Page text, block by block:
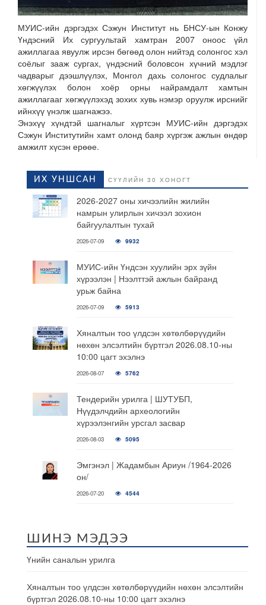
МУИС-ийн дэргэдэх Сэжун Институт нь БНСУ-ын Конжу
Үндэсний Их сургуультай хамтран 2007 оноос үйл
ажиллагаа явуулж ирсэн бөгөөд олон нийтэд солонгос хэл
соёлыг зааж сургах, үндэсний боловсон хүчний мэдлэг
чадварыг дээшлүүлэх, Монгол дахь солонгос судлалыг
хөгжүүлэх болон хоёр орны найрамдалт хамтын
ажиллагааг хөгжүүлэхэд зохих хувь нэмэр оруулж ирснийг
ийнхүү үнэлж шагнажээ.
Энэхүү хүндтэй шагналыг хүртсэн МУИС-ийн дэргэдэх
Сэжун Институтийн хамт олонд баяр хүргэж ажлын өндөр
амжилт хүсэн ерөөе.
ИХ УНШСАН СҮҮЛИЙН 30 ХОНОГТ
2026-2027 оны хичээлийн жилийн
намрын улирлын хичээл зохион
байгуулалтын тухай
2026-07-09 9932
МУИС-ийн Үндсэн хуулийн эрх зүйн
хүрээлэн | Нээлттэй ажлын байранд
урьж байна
2026-07-09 5913
Хяналтын тоо үлдсэн хөтөлбөрүүдийн
нөхөн элсэлтийн бүртгэл 2026.08.10-ны
10:00 цагт эхэлнэ
2026-08-07 5762
Тендерийн урилга | ШУТУБП,
Нүүдэлчдийн археологийн
хүрээлэнгийн урсгал засвар
2026-08-03 5095
Эмгэнэл | Жадамбын Ариун /1964-2026
он/
2026-07-20 4544
ШИНЭ МЭДЭЭ
Үнийн саналын урилга
Хяналтын тоо үлдсэн хөтөлбөрүүдийн нөхөн элсэлтийн
бүртгэл 2026.08.10-ны 10:00 цагт эхэлнэ